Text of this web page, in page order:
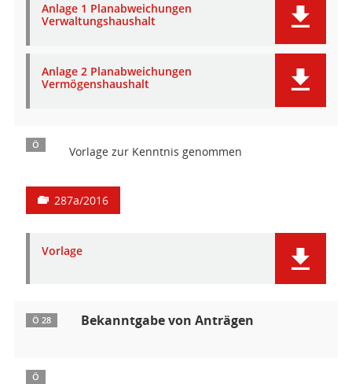
Anlage 1 Planabweichungen
Verwaltungshaushalt
Anlage 2 Planabweichungen
Vermögenshaushalt
Ö Vorlage zur Kenntnis genommen
287a/2016
Vorlage
Ö 28 Bekanntgabe von Anträgen
Ö